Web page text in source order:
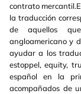
contrato
la traducción
de aquellos
angloamericano y
ayudar a los
estoppel, equity,
español en la
acompañados de